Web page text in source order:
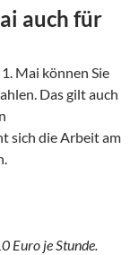
auch für
Mai können Sie
Das gilt auch
sich die Arbeit am
Euro je Stunde.